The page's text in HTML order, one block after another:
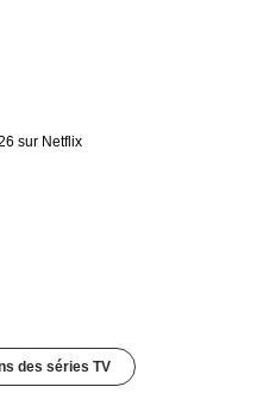
sur Netflix
des séries TV